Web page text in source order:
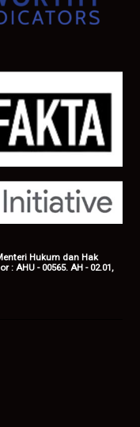
Hukum dan Hak
AHU - 00565. AH - 02.01,